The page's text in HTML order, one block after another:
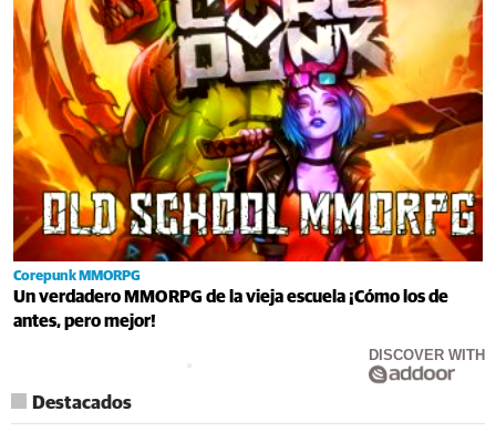
Corepunk MMORPG
Un verdadero MMORPG de la vieja escuela ¡Cómo los de
antes, pero mejor!
DISCOVER WITH
Destacados